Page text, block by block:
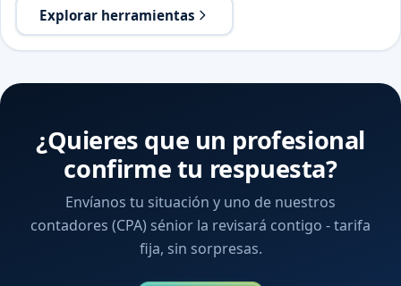
Explorar herramientas
¿Quieres que un profesional
confirme tu respuesta?
Envíanos tu situación y uno de nuestros
contadores (CPA) sénior la revisará contigo - tarifa
fija, sin sorpresas.